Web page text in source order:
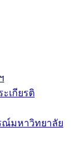
เกียรติ
ณ์มหาวิทยาลัย